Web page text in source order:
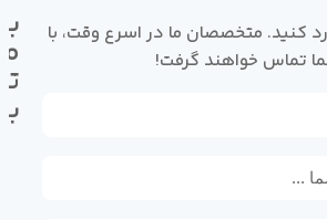
کنید. متخصصان ما در اسرع وقت، با
تماس خواهند گرفت!
با